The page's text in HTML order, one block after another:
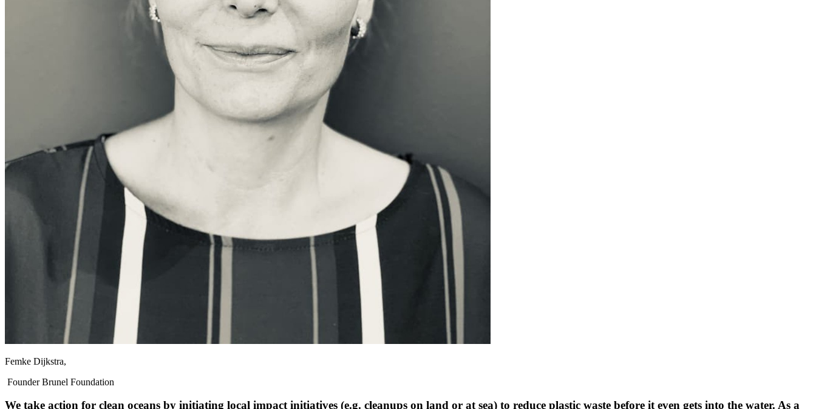
Femke Dijkstra,
Founder Brunel Foundation
We take action for clean oceans by initiating local impact initiatives (e.g. cleanups on land or at sea) to reduce plastic waste before it even gets into the water. As a